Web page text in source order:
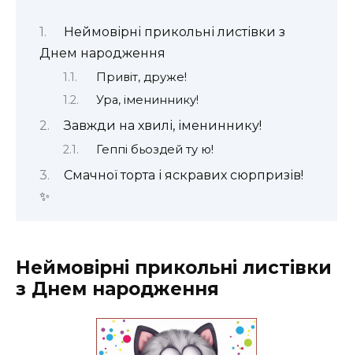
Неймовірні прикольні листівки з
Днем народження
Привіт, друже!
Ура, імениннику!
Завжди на хвилі, імениннику!
Геппі бьоздей ту ю!
Смачної торта і яскравих сюрпризів!
✨
Неймовірні прикольні листівки
з Днем народження